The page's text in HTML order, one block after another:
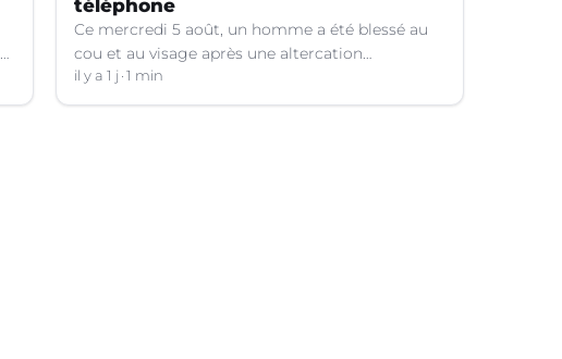
téléphone
Ce mercredi 5 août, un homme a été blessé au
cou et au visage après une altercation
concernant un téléphone portable à Montpellier
(Hérault).
il y a 1 j 1 min